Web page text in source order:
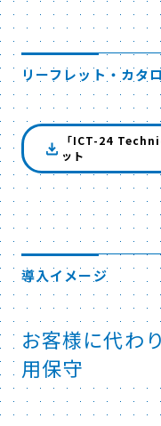
リーフレット・カタ
「ICT-24
ット
導入イメージ
お客様に代わ
用保守